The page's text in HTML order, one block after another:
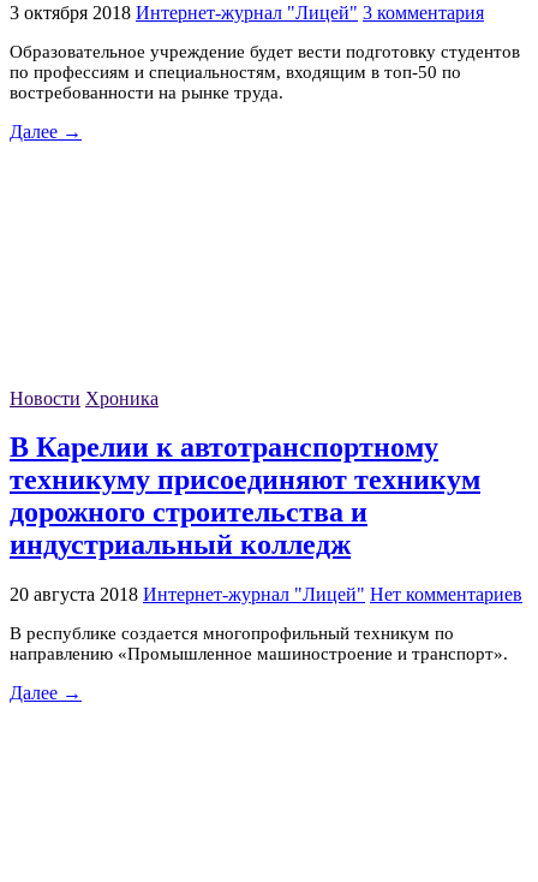
3 октября 2018 Интернет-журнал "Лицей" 3 комментария
Образовательное учреждение будет вести подготовку студентов
по профессиям и специальностям, входящим в топ-50 по
востребованности на рынке труда.
Далее →
Новости Хроника
В Карелии к автотранспортному
техникуму присоединяют техникум
дорожного строительства и
индустриальный колледж
20 августа 2018 Интернет-журнал "Лицей" Нет комментариев
В республике создается многопрофильный техникум по
направлению «Промышленное машиностроение и транспорт».
Далее →